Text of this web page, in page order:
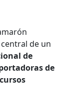
de un
de
de